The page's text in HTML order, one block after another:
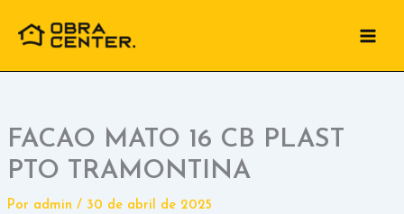
para
conteúdo
FACAO MATO 16 CB PLAST
PTO TRAMONTINA
Por admin / 30 de abril de 2025